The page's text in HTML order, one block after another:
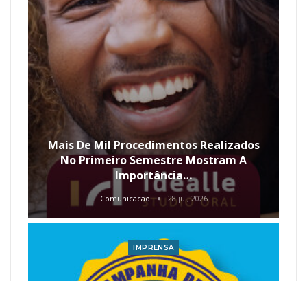
Mais De Mil Procedimentos Realizados
No Primeiro Semestre Mostram A
Importância…
Comunicacao 28 jul, 2026
IMPRENSA